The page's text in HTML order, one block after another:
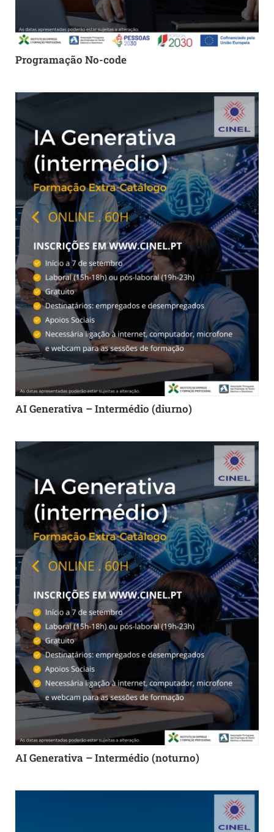
Programação No-code
AI Generativa – Intermédio (diurno)
AI Generativa – Intermédio (noturno)